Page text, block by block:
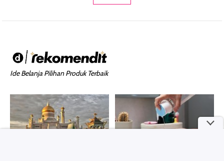
Ide Belanja Pilihan Produk Terbaik